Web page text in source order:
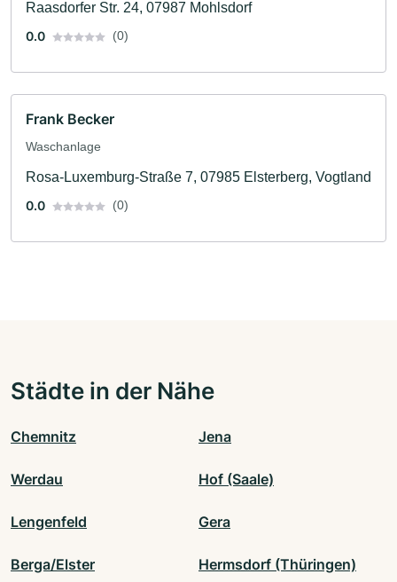
Raasdorfer Str. 24, 07987 Mohlsdorf
0.0
(0)
Frank Becker
Waschanlage
Rosa-Luxemburg-Straße 7, 07985 Elsterberg, Vogtland
0.0
(0)
Städte in der Nähe
Chemnitz Jena
Werdau Hof (Saale)
Lengenfeld Gera
Berga/Elster Hermsdorf (Thüringen)